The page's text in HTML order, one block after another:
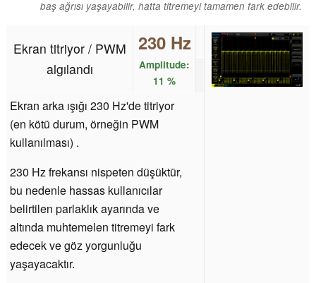
baş ağrısı yaşayabilir, hatta titremeyi tamamen fark edebilir.
Ekran titriyor / PWM
algılandı
230 Hz
Amplitude:
11 %
Ekran arka ışığı 230 Hz'de titriyor
(en kötü durum, örneğin PWM
kullanılması) .
230 Hz frekansı nispeten düşüktür,
bu nedenle hassas kullanıcılar
belirtilen parlaklık ayarında ve
altında muhtemelen titremeyi fark
edecek ve göz yorgunluğu
yaşayacaktır.